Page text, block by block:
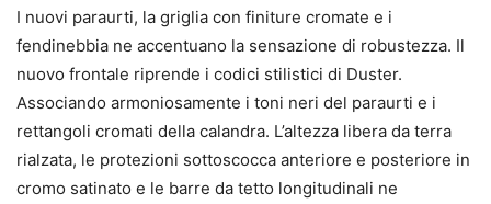
I nuovi paraurti, la griglia con finiture cromate e i
fendinebbia ne accentuano la sensazione di robustezza. Il
nuovo frontale riprende i codici stilistici di Duster.
Associando armoniosamente i toni neri del paraurti e i
rettangoli cromati della calandra. L’altezza libera da terra
rialzata, le protezioni sottoscocca anteriore e posteriore in
cromo satinato e le barre da tetto longitudinali ne